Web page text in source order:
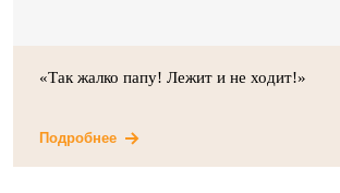
«Так жалко папу! Лежит и не ходит!»
Подробнее